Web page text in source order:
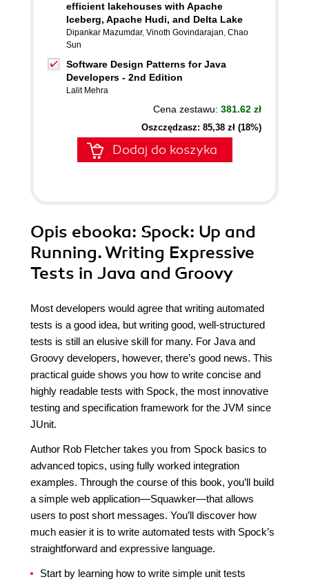
efficient lakehouses with Apache
Iceberg, Apache Hudi, and Delta Lake
Dipankar Mazumdar, Vinoth Govindarajan, Chao
Sun
Software Design Patterns for Java
Developers - 2nd Edition
Lalit Mehra
Cena zestawu: 381.62 zł
Oszczędzasz: 85,38 zł (18%)
Dodaj do koszyka
Opis ebooka: Spock: Up and
Running. Writing Expressive
Tests in Java and Groovy
Most developers would agree that writing automated
tests is a good idea, but writing good, well-structured
tests is still an elusive skill for many. For Java and
Groovy developers, however, there’s good news. This
practical guide shows you how to write concise and
highly readable tests with Spock, the most innovative
testing and specification framework for the JVM since
JUnit.
Author Rob Fletcher takes you from Spock basics to
advanced topics, using fully worked integration
examples. Through the course of this book, you’ll build
a simple web application—Squawker—that allows
users to post short messages. You’ll discover how
much easier it is to write automated tests with Spock’s
straightforward and expressive language.
Start by learning how to write simple unit tests